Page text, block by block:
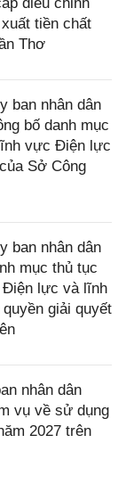
điều chỉnh
tiền chất
Thơ
ban nhân dân
bố danh mục
vực Điện lực
Sở Công
ban nhân dân
mục thủ tục
Điện lực và lĩnh
giải quyết
nhân dân
vụ về sử dụng
2027 trên